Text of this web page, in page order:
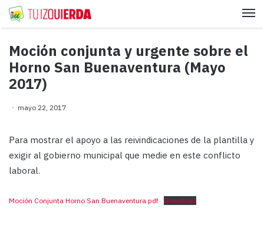
Moción conjunta y urgente sobre el
Horno San Buenaventura (Mayo
2017)
mayo 22, 2017
Para mostrar el apoyo a las reivindicaciones de la plantilla y
exigir al gobierno municipal que medie en este conflicto
laboral.
Moción Conjunta Horno San Buenaventura.pdf Download